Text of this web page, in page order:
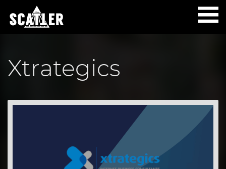
Xtrategics